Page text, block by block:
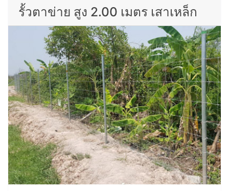
รั้วตาข่าย สูง 2.00 เมตร เสาเหล็ก